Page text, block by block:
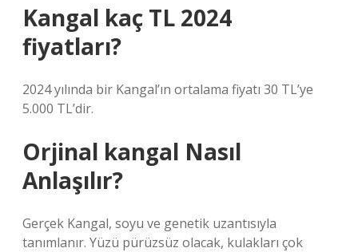
Kangal kaç TL 2024
fiyatları?
2024 yılında bir Kangal’ın ortalama fiyatı 30 TL’ye
5.000 TL’dir.
Orjinal kangal Nasıl
Anlaşılır?
Gerçek Kangal, soyu ve genetik uzantısıyla
tanımlanır. Yüzü pürüzsüz olacak, kulakları çok